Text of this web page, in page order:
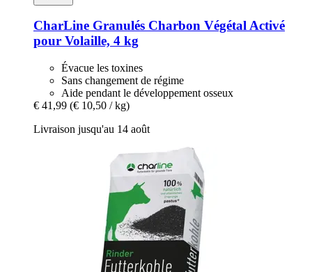
CharLine Granulés Charbon Végétal Activé
pour Volaille, 4 kg
Évacue les toxines
Sans changement de régime
Aide pendant le développement osseux
€ 41,99 (€ 10,50 / kg)
Livraison jusqu'au 14 août